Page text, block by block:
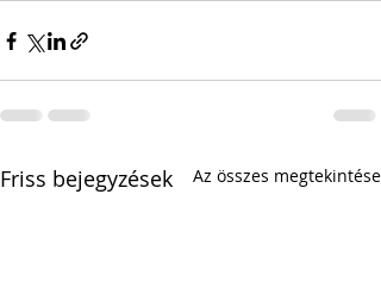
Friss bejegyzések Az összes megtekintése